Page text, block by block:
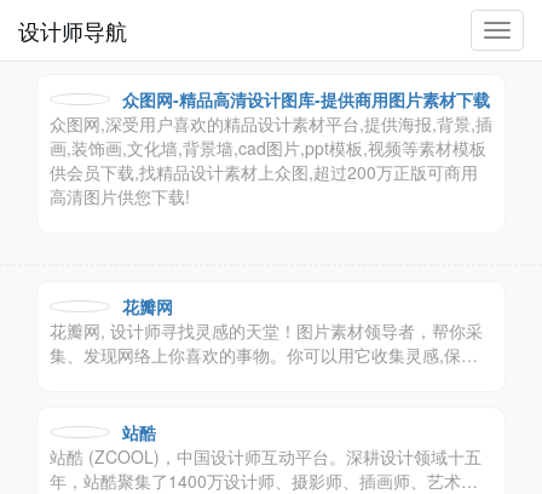
切
换
设计师导航
众图网-精品高清设计图库-提供商用图片素材下载
众图网,深受用户喜欢的精品设计素材平台,提供海报,背景,插
画,装饰画,文化墙,背景墙,cad图片,ppt模板,视频等素材模板
供会员下载,找精品设计素材上众图,超过200万正版可商用
高清图片供您下载!
花瓣网
花瓣网, 设计师寻找灵感的天堂！图片素材领导者，帮你采
集、发现网络上你喜欢的事物。你可以用它收集灵感,保存
站酷
站酷 (ZCOOL)，中国设计师互动平台。深耕设计领域十五
年，站酷聚集了1400万设计师、摄影师、插画师、艺术